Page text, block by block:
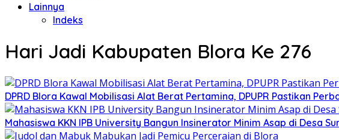
Lainnya
Indeks
Hari Jadi Kabupaten Blora Ke 276
DPRD Blora Kawal Mobilisasi Alat Berat Pertamina, DPUPR Pastikan
Mahasiswa KKN IPB University Bangun Insinerator Minim Asap di Desa